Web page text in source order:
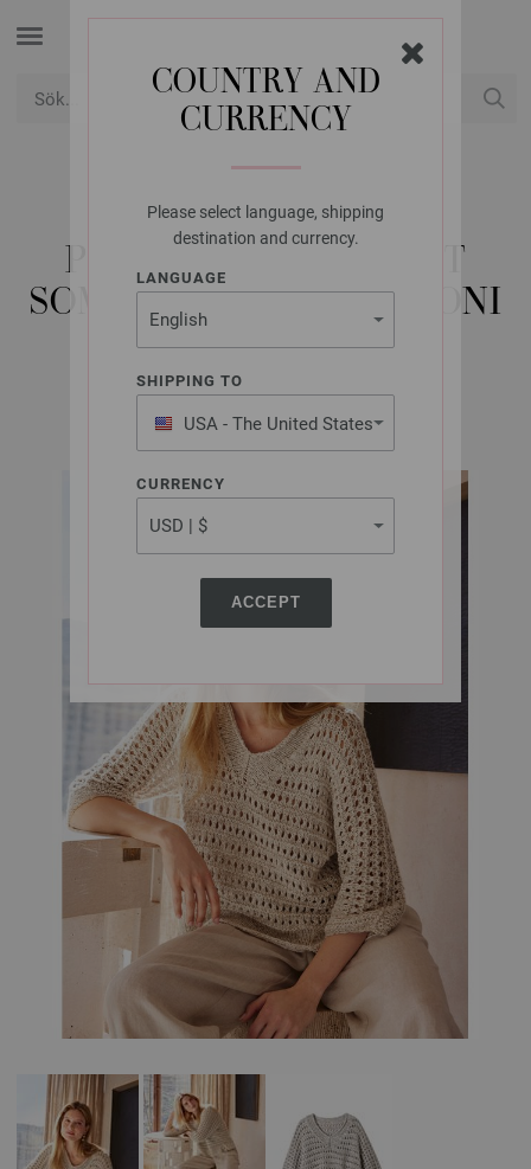
COUNTRY AND
CURRENCY
Please select language, shipping
destination and currency.
LANGUAGE
SHIPPING TO
USA - The United States
of America
CURRENCY
ACCEPT
LANA GROSSA
PULLOVER LANDLUST
SOMMERSEIDE & BOTTONI
FILATI Journal No. 71 | Modell 18